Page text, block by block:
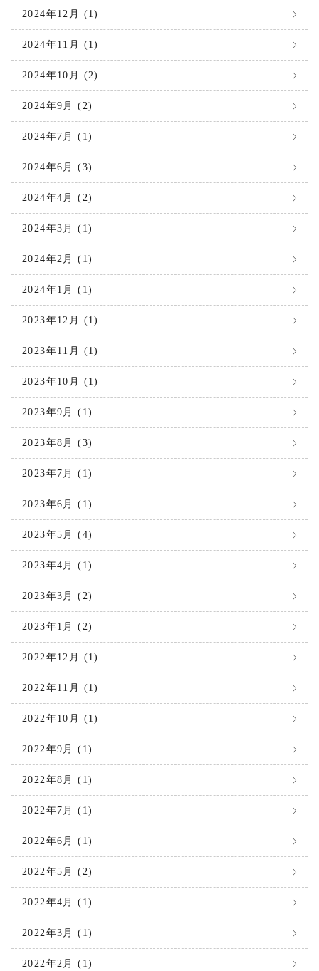
2024年12月 (1)
2024年11月 (1)
2024年10月 (2)
2024年9月 (2)
2024年7月 (1)
2024年6月 (3)
2024年4月 (2)
2024年3月 (1)
2024年2月 (1)
2024年1月 (1)
2023年12月 (1)
2023年11月 (1)
2023年10月 (1)
2023年9月 (1)
2023年8月 (3)
2023年7月 (1)
2023年6月 (1)
2023年5月 (4)
2023年4月 (1)
2023年3月 (2)
2023年1月 (2)
2022年12月 (1)
2022年11月 (1)
2022年10月 (1)
2022年9月 (1)
2022年8月 (1)
2022年7月 (1)
2022年6月 (1)
2022年5月 (2)
2022年4月 (1)
2022年3月 (1)
2022年2月 (1)